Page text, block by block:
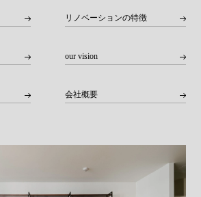
リノベーションの特徴
our vision
会社概要